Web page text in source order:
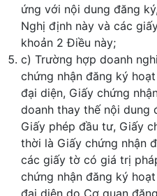
ứng với nội dung đăng
Nghị định này và các
khoản 2 Điều này;
c) Trường hợp doanh
chứng nhận đăng ký
đại diện, Giấy chứng
doanh thay thế nội dung
Giấy phép đầu tư, Giấy
thời là Giấy chứng nhận
các giấy tờ có giá trị
chứng nhận đăng ký
đại diện do Cơ quan